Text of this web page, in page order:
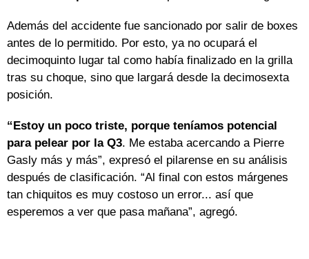
Además del accidente fue sancionado por salir de boxes
antes de lo permitido. Por esto, ya no ocupará el
decimoquinto lugar tal como había finalizado en la grilla
tras su choque, sino que largará desde la decimosexta
posición.
“Estoy un poco triste, porque teníamos potencial
para pelear por la Q3. Me estaba acercando a Pierre
Gasly más y más”, expresó el pilarense en su análisis
después de clasificación. “Al final con estos márgenes
tan chiquitos es muy costoso un error... así que
esperemos a ver que pasa mañana”, agregó.